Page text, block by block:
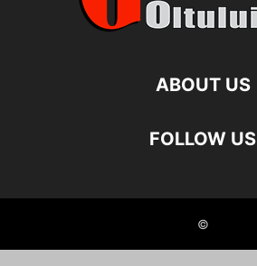
ABOUT US
FOLLOW US
©